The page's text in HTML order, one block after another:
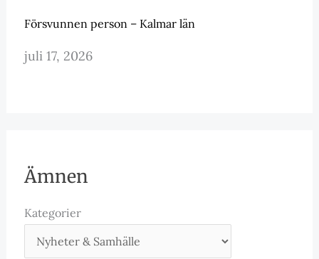
Försvunnen person – Kalmar län
juli 17, 2026
Ämnen
Kategorier